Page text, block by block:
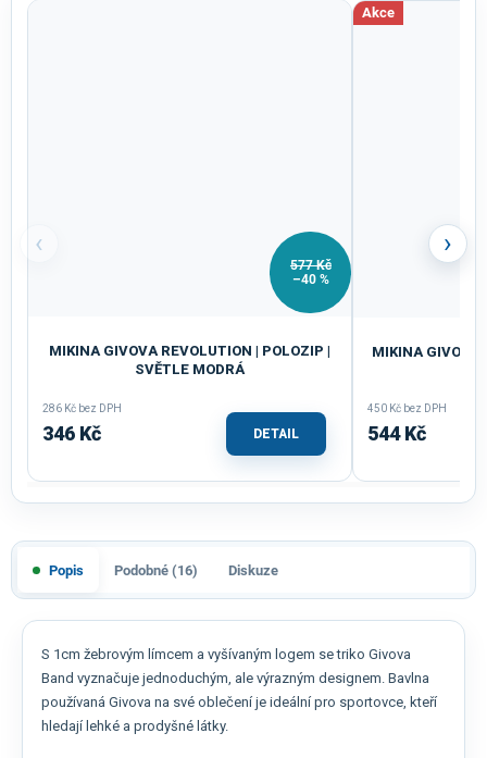
‹
577 Kč
–40 %
MIKINA GIVOVA REVOLUTION | POLOZIP |
SVĚTLE MODRÁ
286 Kč bez DPH
346 Kč DETAIL
Akce
MIKINA GIVOVA
450 Kč bez DPH
544 Kč
›
Popis Podobné (16) Diskuze
S 1cm žebrovým límcem a vyšívaným logem se triko Givova
Band vyznačuje jednoduchým, ale výrazným designem. Bavlna
používaná Givova na své oblečení je ideální pro sportovce, kteří
hledají lehké a prodyšné látky.